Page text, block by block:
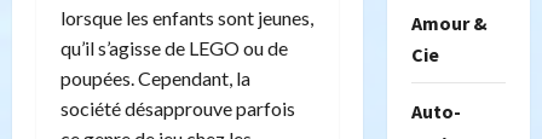
lorsque les enfants sont jeunes,
qu’il s’agisse de LEGO ou de
poupées. Cependant, la
société désapprouve parfois
Amour &
Cie
Auto-